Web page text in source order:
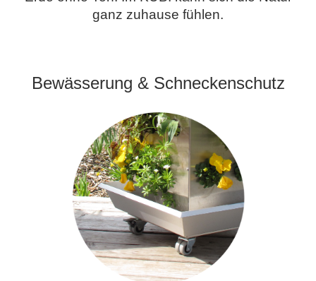
ganz zuhause fühlen.
Bewässerung & Schneckenschutz